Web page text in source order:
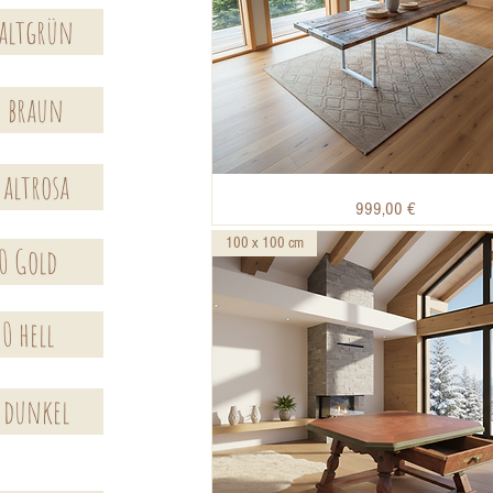
Schnellansicht
90
Preis
999,00 €
100 x 100 cm
braun
Gold
hell